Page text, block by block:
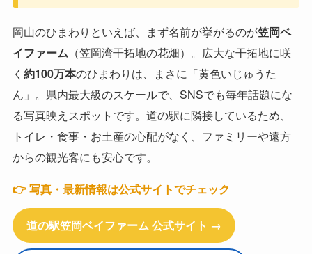
岡山のひまわりといえば、まず名前が挙がるのが笠岡ベ
イファーム （笠岡湾干拓地の花畑）。広大な干拓地に咲
く 約100万本のひまわりは、まさに「黄色いじゅうた
ん」。県内最大級のスケールで、SNSでも毎年話題にな
る写真映えスポットです。道の駅に隣接しているため、
トイレ・食事・お土産の心配がなく、ファミリーや遠方
からの観光客にも安心です。
👉 写真・最新情報は公式サイトでチェック
道の駅笠岡ベイファーム 公式サイト →